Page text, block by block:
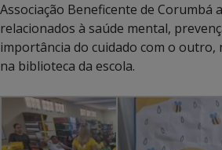
Associação Beneficente de Corumbá
relacionados à saúde mental,
importância do cuidado com o outro,
na biblioteca da escola.